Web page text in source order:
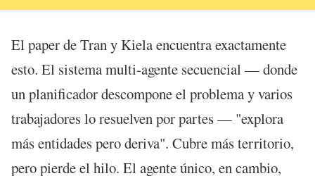
El paper de Tran y Kiela encuentra exactamente
esto. El sistema multi-agente secuencial — donde
un planificador descompone el problema y varios
trabajadores lo resuelven por partes — "explora
más entidades pero deriva". Cubre más territorio,
pero pierde el hilo. El agente único, en cambio,